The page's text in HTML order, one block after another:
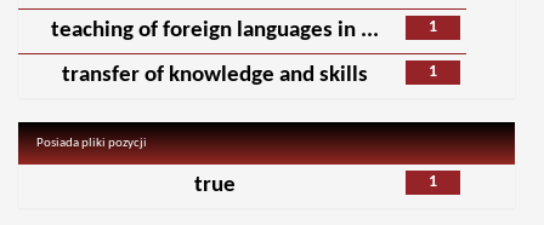
1
teaching of foreign languages in ...
1
transfer of knowledge and skills
Posiada pliki pozycji
1
true